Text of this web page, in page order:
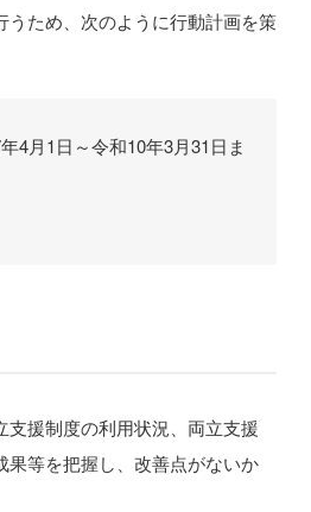
うため、次のように行動計画を策
4月1日～令和10年3月31日ま
支援制度の利用状況、両立支援
果等を把握し、改善点がないか